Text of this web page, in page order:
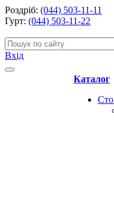
Роздріб: (044) 503-11-11
Гурт: (044) 503-11-22
Вхід
Каталог